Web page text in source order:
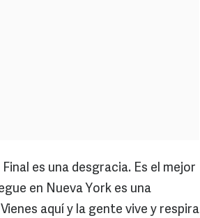
es una desgracia. Es el mejor
en Nueva York es una
aquí y la gente vive y respira